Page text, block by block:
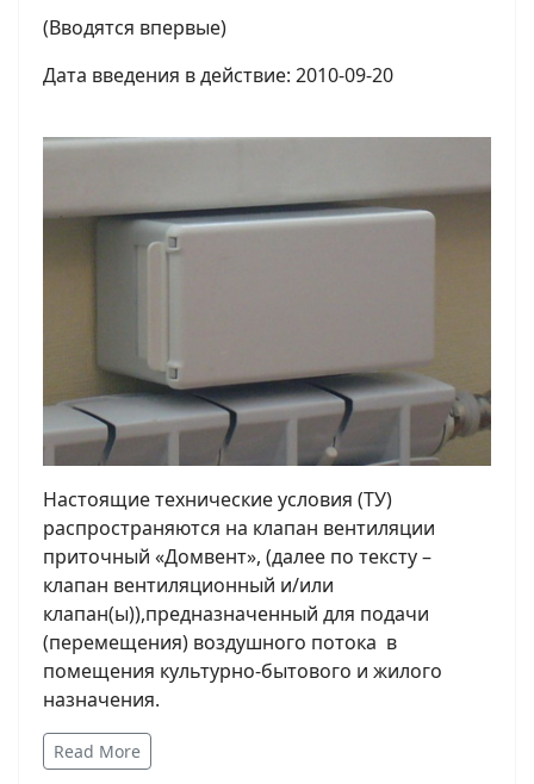
(Вводятся впервые)
Дата введения в действие: 2010-09-20
Настоящие технические условия (ТУ)
распространяются на клапан вентиляции
приточный «Домвент», (далее по тексту –
клапан вентиляционный и/или
клапан(ы)),предназначенный для подачи
(перемещения) воздушного потока в
помещения культурно-бытового и жилого
назначения.
Read More